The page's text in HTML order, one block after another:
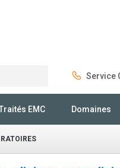
Service
EMC Domaines